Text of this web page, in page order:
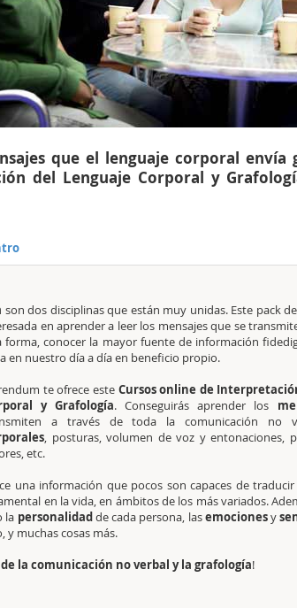
que el lenguaje corporal envía
del Lenguaje Corporal y
son dos disciplinas que están muy unidas. Este pack
en aprender a leer los mensajes que se
forma, conocer la mayor fuente de información
en nuestro día a día en beneficio propio.
te ofrece esteCursos online de
y Grafología. Conseguirás aprender los
a través de toda la comunicación no
, posturas, volumen de voz y entonaciones,
etc.
una información que pocos son capaces de
en la vida, en ámbitos de los más variados.
la personalidadde cada persona, lasemocionesy
y muchas cosas más.
la comunicación no verbal y la grafología!